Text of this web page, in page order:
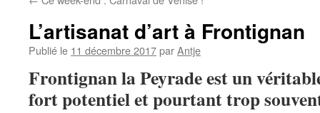
L’artisanat d’art à Frontignan
Publié le 11 décembre 2017parAntje
Frontignan la Peyrade est un
fort potentiel et pourtant trop